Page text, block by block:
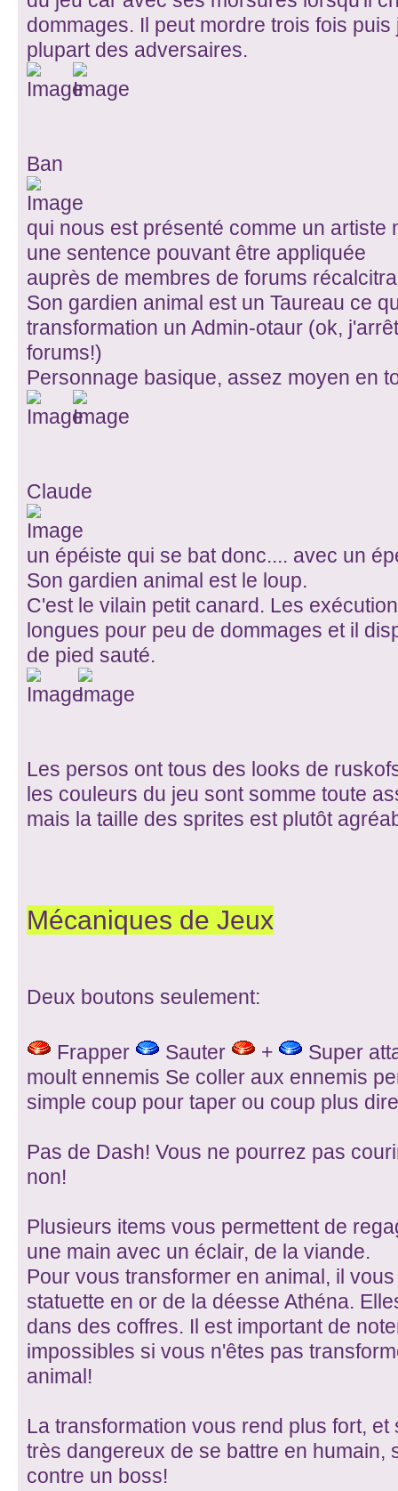
dommages. Il peut mordre trois fois
plupart des adversaires.
Ban
qui nous est présenté comme un artiste
une sentence pouvant être appliquée
auprès de membres de forums
Son gardien animal est un Taureau ce
transformation un Admin-otaur (ok,
forums!)
Personnage basique, assez moyen en
Claude
un épéiste qui se bat donc.... avec un
Son gardien animal est le loup.
C'est le vilain petit canard. Les
longues pour peu de dommages et il
de pied sauté.
Les persos ont tous des looks de
les couleurs du jeu sont somme toute
mais la taille des sprites est plutôt
Mécaniques de Jeux
Deux boutons seulement:
Frapper Sauter +
Super
moult ennemis Se coller aux ennemis
simple coup pour taper ou coup plus
Pas de Dash! Vous ne pourrez pas
non!
Plusieurs items vous permettent de
une main avec un éclair, de la viande.
Pour vous transformer en animal, il
statuette en or de la déesse Athéna.
dans des coffres. Il est important de
impossibles si vous n'êtes pas
animal!
La transformation vous rend plus fort,
très dangereux de se battre en humain,
contre un boss!